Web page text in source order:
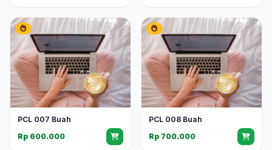
PCL 007 Buah
Rp 600.000
PCL 008 Buah
Rp 700.000